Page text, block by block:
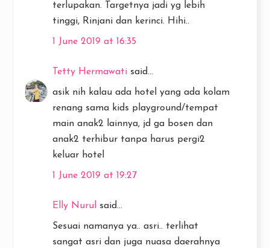
terlupakan. Targetnya jadi yg lebih
tinggi, Rinjani dan kerinci. Hihi..
1 June 2019 at 16:35
Tetty Hermawati said...
asik nih kalau ada hotel yang ada kolam
renang sama kids playground/tempat
main anak2 lainnya, jd ga bosen dan
anak2 terhibur tanpa harus pergi2
keluar hotel
1 June 2019 at 19:27
Elly Nurul said...
Sesuai namanya ya.. asri.. terlihat
sangat asri dan juga nuasa daerahnya